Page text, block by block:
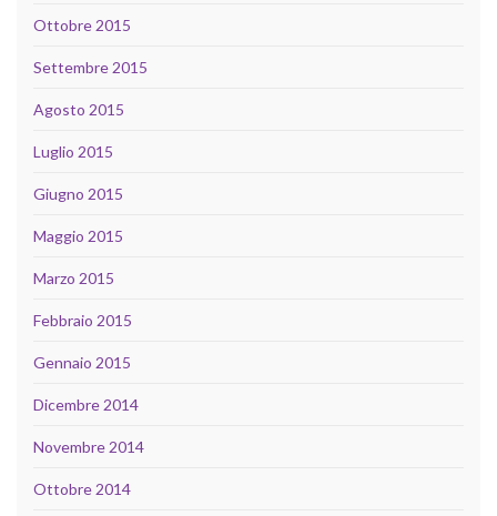
Ottobre 2015
Settembre 2015
Agosto 2015
Luglio 2015
Giugno 2015
Maggio 2015
Marzo 2015
Febbraio 2015
Gennaio 2015
Dicembre 2014
Novembre 2014
Ottobre 2014